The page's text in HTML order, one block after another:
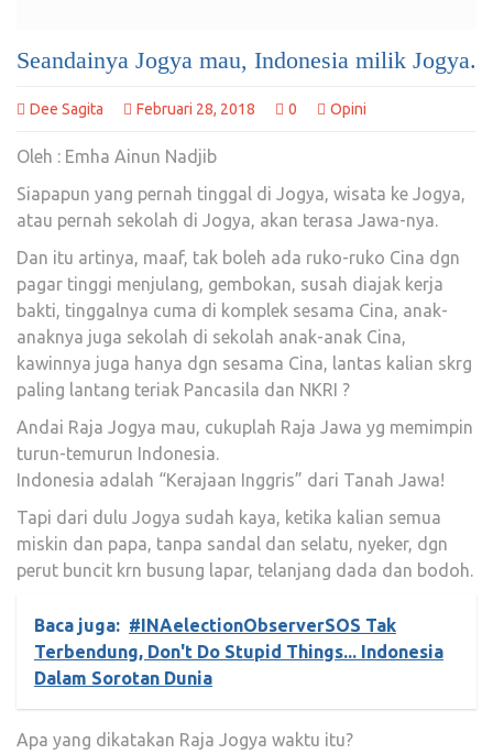
Seandainya Jogya mau, Indonesia milik Jogya.
Dee Sagita Februari 28, 2018 0 Opini
Oleh : Emha Ainun Nadjib
Siapapun yang pernah tinggal di Jogya, wisata ke Jogya,
atau pernah sekolah di Jogya, akan terasa Jawa-nya.
Dan itu artinya, maaf, tak boleh ada ruko-ruko Cina dgn
pagar tinggi menjulang, gembokan, susah diajak kerja
bakti, tinggalnya cuma di komplek sesama Cina, anak-
anaknya juga sekolah di sekolah anak-anak Cina,
kawinnya juga hanya dgn sesama Cina, lantas kalian skrg
paling lantang teriak Pancasila dan NKRI ?
Andai Raja Jogya mau, cukuplah Raja Jawa yg memimpin
turun-temurun Indonesia.
Indonesia adalah “Kerajaan Inggris” dari Tanah Jawa!
Tapi dari dulu Jogya sudah kaya, ketika kalian semua
miskin dan papa, tanpa sandal dan selatu, nyeker, dgn
perut buncit krn busung lapar, telanjang dada dan bodoh.
Baca juga: #INAelectionObserverSOS Tak
Terbendung, Don't Do Stupid Things... Indonesia
Dalam Sorotan Dunia
Apa yang dikatakan Raja Jogya waktu itu?